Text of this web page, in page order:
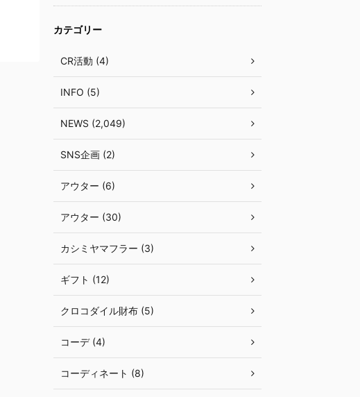
カテゴリー
CR活動 (4)
INFO (5)
NEWS (2,049)
SNS企画 (2)
アウター (6)
アウター (30)
カシミヤマフラー (3)
ギフト (12)
クロコダイル財布 (5)
コーデ (4)
コーディネート (8)